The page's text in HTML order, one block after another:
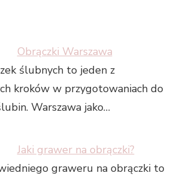
Obrączki Warszawa
ślubnych to jeden z
kroków w przygotowaniach do
Warszawa jako…
Jaki grawer na obrączki?
graweru na obrączki to